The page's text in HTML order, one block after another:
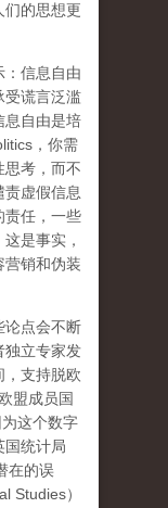
们的思想更
：信息自由
受谎言泛滥
息自由是培
，你需
思考，而不
虚假信息
责任，一些
是事实，
营销和伪装
论点会不断
独立专家发
，支持脱欧
盟成员国
这个数字
国统计局
在的误
Studies）